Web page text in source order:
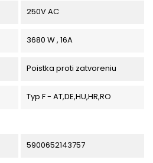
250V AC
3680 W , 16A
Poistka proti zatvoreniu
Typ F - AT,DE,HU,HR,RO
5900652143757